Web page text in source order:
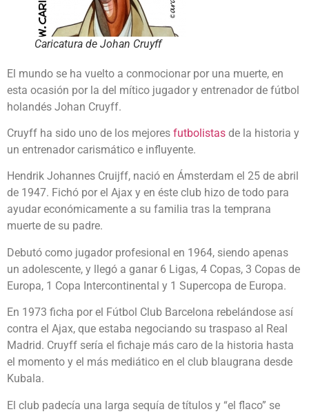
Caricatura de Johan Cruyff
El mundo se ha vuelto a conmocionar por una muerte, en
esta ocasión por la del mítico jugador y entrenador de fútbol
holandés Johan Cruyff.
Cruyff ha sido uno de los mejores futbolistas de la historia y
un entrenador carismático e influyente.
Hendrik Johannes Cruijff, nació en Ámsterdam el 25 de abril
de 1947. Fichó por el Ajax y en éste club hizo de todo para
ayudar económicamente a su familia tras la temprana
muerte de su padre.
Debutó como jugador profesional en 1964, siendo apenas
un adolescente, y llegó a ganar 6 Ligas, 4 Copas, 3 Copas de
Europa, 1 Copa Intercontinental y 1 Supercopa de Europa.
En 1973 ficha por el Fútbol Club Barcelona rebelándose así
contra el Ajax, que estaba negociando su traspaso al Real
Madrid. Cruyff sería el fichaje más caro de la historia hasta
el momento y el más mediático en el club blaugrana desde
Kubala.
El club padecía una larga sequía de títulos y “el flaco” se